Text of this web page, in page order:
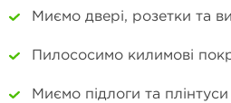
Миємо двері, розетки та
Пилососимо килимові
Миємо підлоги та плінтуси